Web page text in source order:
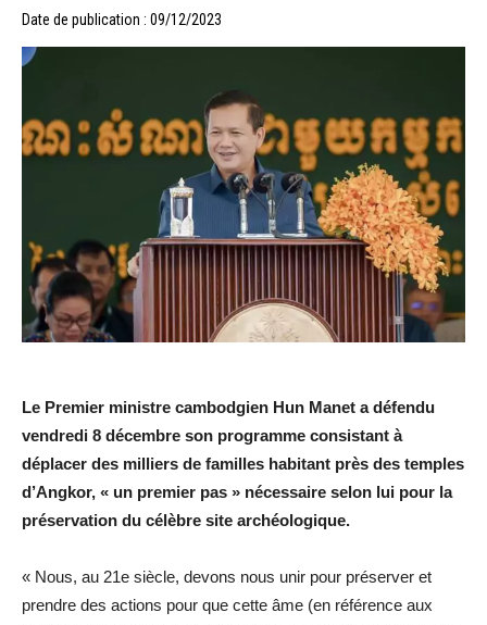
Date de publication : 09/12/2023
Le Premier ministre cambodgien Hun Manet a défendu
vendredi 8 décembre son programme consistant à
déplacer des milliers de familles habitant près des temples
d’Angkor, « un premier pas » nécessaire selon lui pour la
préservation du célèbre site archéologique.
« Nous, au 21e siècle, devons nous unir pour préserver et
prendre des actions pour que cette âme (en référence aux